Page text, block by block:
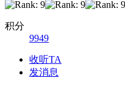
积分
9949
收听TA
发消息